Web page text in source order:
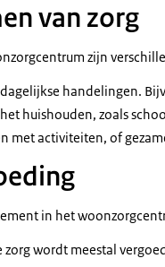
van zorg
zijn
handelingen.
huishouden, zoals
met activiteiten, of
in het
zorg wordt meestal